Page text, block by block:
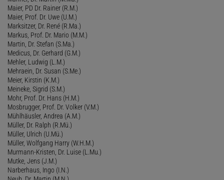
Maier, PD Dr. Rainer (R.M.)
Maier, Prof. Dr. Uwe (U.M.)
Marksitzer, Dr. René (R.Ma.)
Markus, Prof. Dr. Mario (M.M.)
Martin, Dr. Stefan (S.Ma.)
Medicus, Dr. Gerhard (G.M.)
Mehler, Ludwig (L.M.)
Mehraein, Dr. Susan (S.Me.)
Meier, Kirstin (K.M.)
Meineke, Sigrid (S.M.)
Mohr, Prof. Dr. Hans (H.M.)
Mosbrugger, Prof. Dr. Volker (V.M.)
Mühlhäusler, Andrea (A.M.)
Müller, Dr. Ralph (R.Mü.)
Müller, Ulrich (U.Mü.)
Müller, Wolfgang Harry (W.H.M.)
Murmann-Kristen, Dr. Luise (L.Mu.)
Mutke, Jens (J.M.)
Narberhaus, Ingo (I.N.)